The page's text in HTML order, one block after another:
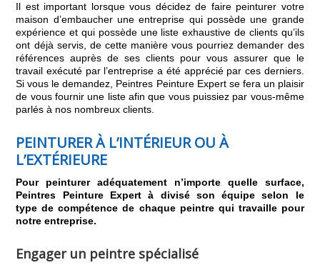
Il est important lorsque vous décidez de faire peinturer votre
maison d’embaucher une entreprise qui possède une grande
expérience et qui possède une liste exhaustive de clients qu’ils
ont déjà servis, de cette manière vous pourriez demander des
références auprès de ses clients pour vous assurer que le
travail exécuté par l’entreprise a été apprécié par ces derniers.
Si vous le demandez, Peintres Peinture Expert se fera un plaisir
de vous fournir une liste afin que vous puissiez par vous-même
parlés à nos nombreux clients.
PEINTURER À L’INTÉRIEUR OU À
L’EXTÉRIEURE
Pour peinturer adéquatement n’importe quelle surface,
Peintres Peinture Expert à divisé son équipe selon le
type de compétence de chaque peintre qui travaille pour
notre entreprise.
Engager un peintre spécialisé